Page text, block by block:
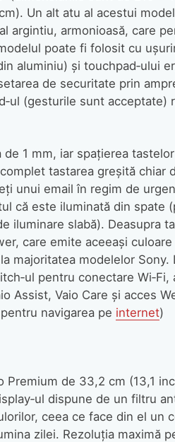
Un alt atu al acestui
argintiu, armonioasă, care
poate fi folosit cu
aluminiu) şi touchpad‑ului
de securitate prin
(gesturile sunt acceptate)
de 1 mm, iar spaţierea
tastarea greşită chiar
unui email în regim de
că este iluminată din spate
iluminare slabă). Deasupra
care emite aceeaşi culoare
majoritatea modelelor Sony.
pentru conectare Wi‑Fi,
Assist, Vaio Care şi acces
navigarea pe internet)
Premium de 33,2 cm (13,1
dispune de un filtru
ceea ce face din el un
zilei. Rezoluţia maximă